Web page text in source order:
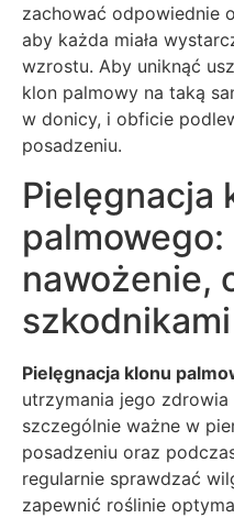
zachować odpowiednie
aby każda miała
wzrostu. Aby uniknąć
klon palmowy na taką
w donicy, i obficie
posadzeniu.
Pielęgnacja
nawożenie,
szkodnikami
Pielęgnacja klonu
utrzymania jego
szczególnie ważne w
posadzeniu oraz
regularnie sprawdzać
zapewnić roślinie